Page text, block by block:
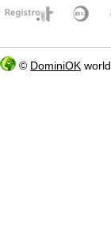
© DominiOK